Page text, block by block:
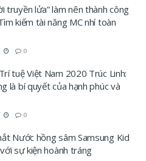
truyền lửa” làm nên thành công
kiếm tài năng MC nhí toàn
0
tuệ Việt Nam 2020 Trúc Linh:
là bí quyết của hạnh phúc và
0
Nước hồng sâm Samsung Kid
sự kiện hoành tráng